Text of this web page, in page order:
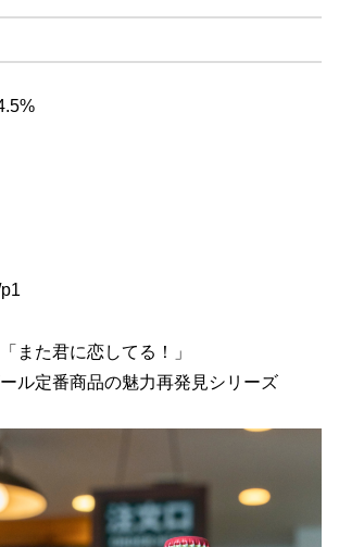
「また君に恋してる！」
ル定番商品の魅力再発見シリーズ